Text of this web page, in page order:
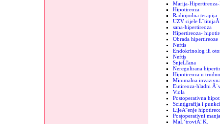
Marija-
Hipotireoza
Radiojodna terapija
UZV cijele
sana-hipertireoza
Hipertireoza-
Obrada hipertireoze
Neftis
Endokrinolog ili
Neftis
SnjeĹľana
Neregulirana
Hipotireoza u
Minimalna
Eutireoza-hladni
Viola
Postoperativna
Scintigrafija i
LijeĂ¨enje
Postoperativni
MaĹˇtroviĂ¦ K.